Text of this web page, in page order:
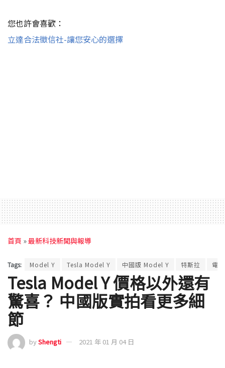
您也許會喜歡：
立達合法徵信社-讓您安心的選擇
首頁 »最新科技新聞與報導
Tags: Model Y Tesla Model Y 中國版 Model Y 特斯拉 電
Tesla Model Y 價格以外還有
驚喜？ 中國版實拍看更多細
節
byShengti 2021 年 01 月 04 日